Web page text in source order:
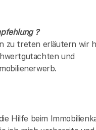
?
zu treten erläutern wir
und
Hilfe beim